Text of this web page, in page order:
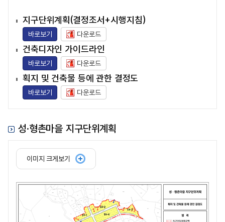
지구단위계획(결정조서+시행지침)
바로보기 다운로드
건축디자인 가이드라인
바로보기 다운로드
획지 및 건축물 등에 관한 결정도
바로보기 다운로드
성·형촌마을 지구단위계획
이미지 크게보기